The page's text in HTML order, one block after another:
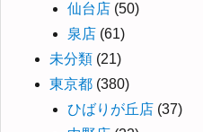
仙台店 (50)
泉店 (61)
未分類 (21)
東京都 (380)
ひばりが丘店 (37)